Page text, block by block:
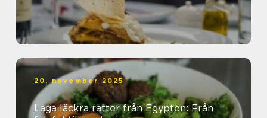
20. november 2025
Laga läckra rätter från Egypten: Från